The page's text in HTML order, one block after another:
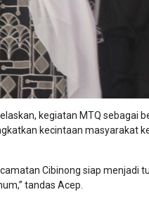
kegiatan MTQ sebagai
kecintaan masyarakat
Cibinong siap menjadi
tandas Acep.